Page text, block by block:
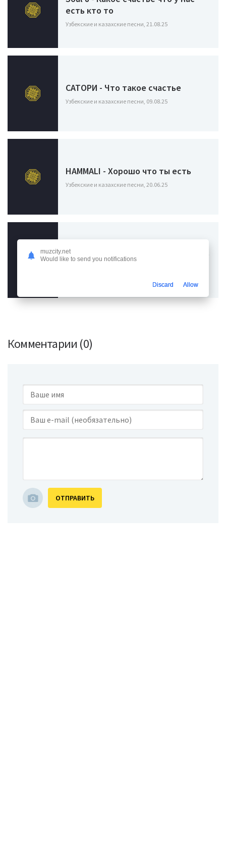
есть кто то
Узбекские и казахские песни, 21.08.25
САТОРИ - Что такое счастье
Узбекские и казахские песни, 09.08.25
HAMMALI - Хорошо что ты есть
Узбекские и казахские песни, 20.06.25
H1GH - Песня про мужское счастье
Комментарии (0)
ОТПРАВИТЬ
muzcity.net
Would like to send you notifications
Discard Allow